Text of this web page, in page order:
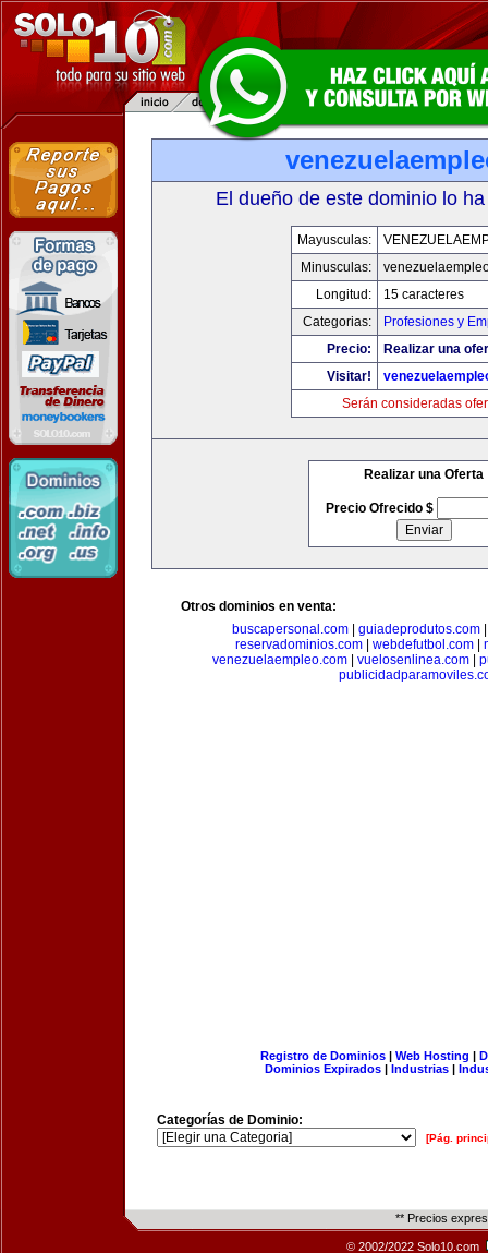
El dueño de este dominio lo
Mayusculas:
Minusculas:
Longitud:
15 caracteres
Categorias:
Profesiones y
Precio:
Realizar una
Visitar!
Serán consideradas
Realizar una Oferta
Precio Ofrecido $
Otros dominios en venta:
buscapersonal.com| guiadeprodutos.com
reservadominios.com
webdefutbol.com
venezuelaempleo.com
vuelosenlinea.com
Registro de Dominios| Web Hosting |
Dominios Expirados | Industrias |
Categorías de Dominio:
[Pág.
** Precios
© 2002/2022 Solo10.com